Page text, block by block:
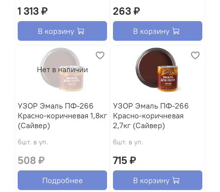
1 313 ₽
В корзину
263 ₽
В корзину
Нет в наличии
УЗОР Эмаль ПФ-266
Красно-коричневая 1,8кг
(Сайвер)
6шт. в уп.
508 ₽
Подробнее
УЗОР Эмаль ПФ-266
Красно-коричневая
2,7кг (Сайвер)
6шт. в уп.
715 ₽
В корзину